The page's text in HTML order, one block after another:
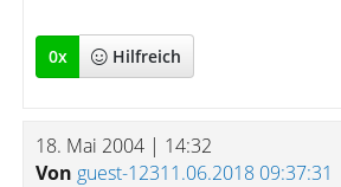
0x Hilfreich
18. Mai 2004 | 14:32
Von guest-12311.06.2018 09:37:31